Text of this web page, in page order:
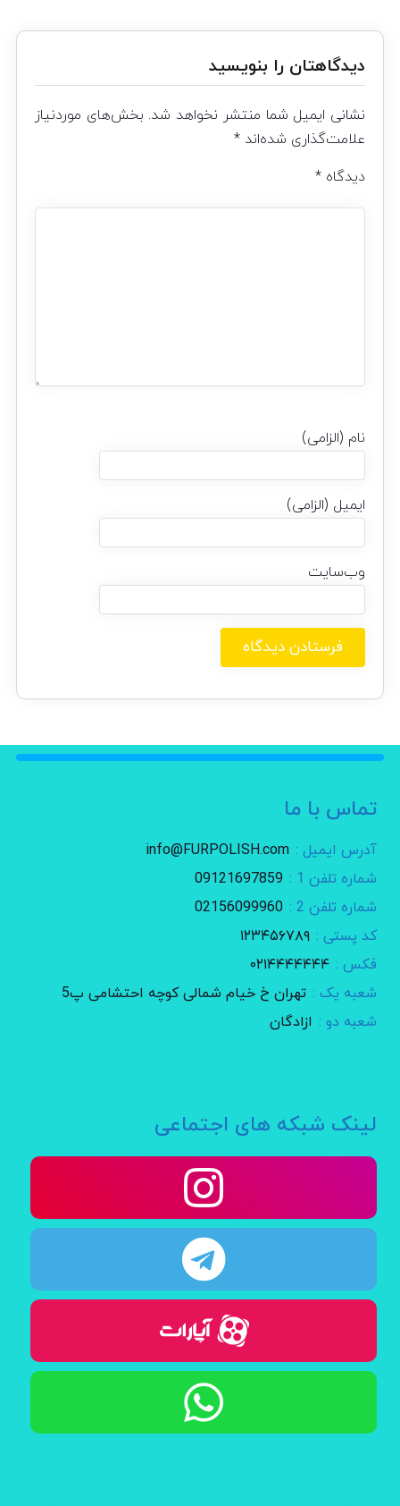
دیدگاهتان را بنویسید
نشانی ایمیل شما منتشر نخواهد شد. بخش‌های موردنیاز
علامت‌گذاری شده‌اند *
دیدگاه *
نام (الزامی)
ایمیل (الزامی)
وب‌سایت
تماس با ما
آدرس ایمیل : info@FURPOLISH.com
شماره تلفن 1 :
09121697859
شماره تلفن 2 :
02156099960
کد پستی : ۱۲۳۴۵۶۷۸۹
فکس : ۰۲۱۴۴۴۴۴۴۴
شعبه یک : تهران خ خیام شمالی کوچه احتشامی پ5
شعبه دو : ازادگان
لینک شبکه های اجتماعی